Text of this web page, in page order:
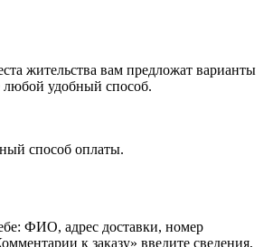
жительства вам предложат варианты
любой удобный способ.
способ оплаты.
ФИО, адрес доставки, номер
к заказу» введите сведения,